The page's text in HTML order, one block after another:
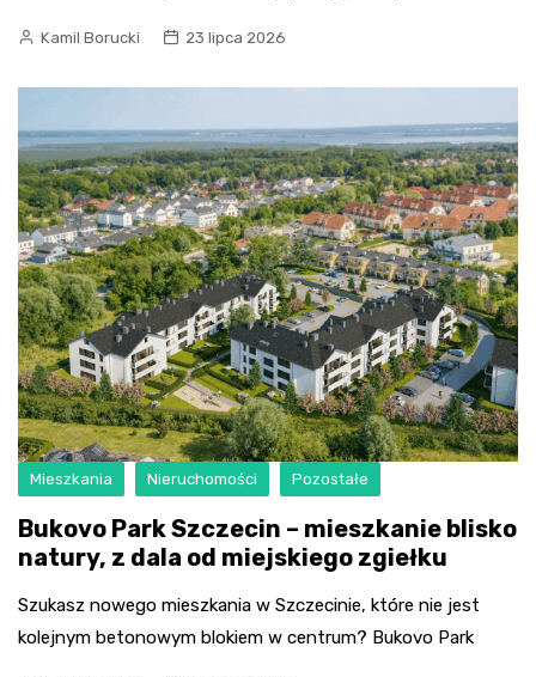
Kamil Borucki 23 lipca 2026
Mieszkania Nieruchomości Pozostałe
Bukovo Park Szczecin – mieszkanie blisko
natury, z dala od miejskiego zgiełku
Szukasz nowego mieszkania w Szczecinie, które nie jest
kolejnym betonowym blokiem w centrum? Bukovo Park